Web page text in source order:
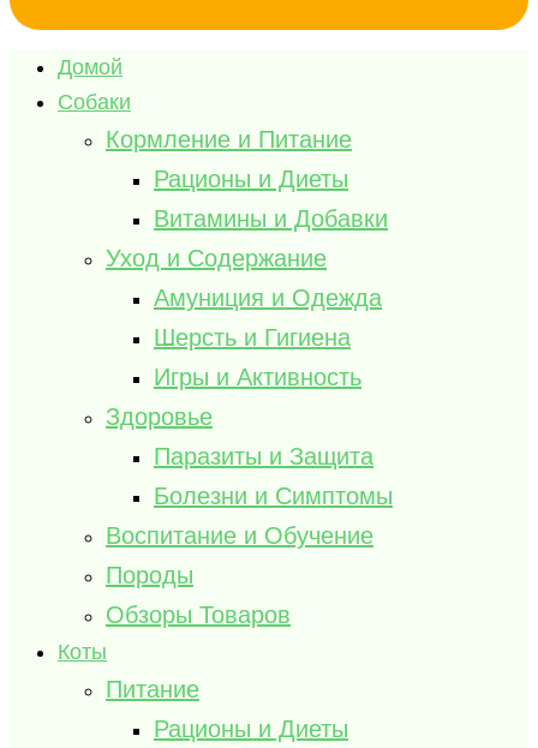
Домой
Собаки
Кормление и Питание
Рационы и Диеты
Витамины и Добавки
Уход и Содержание
Амуниция и Одежда
Шерсть и Гигиена
Игры и Активность
Здоровье
Паразиты и Защита
Болезни и Симптомы
Воспитание и Обучение
Породы
Обзоры Товаров
Коты
Питание
Рационы и Диеты